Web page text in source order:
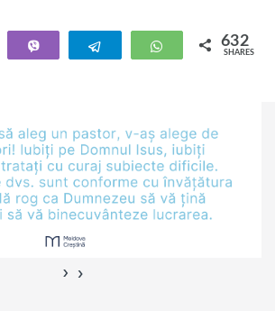
Telegram WhatsApp
632
SHARES
‹ ›